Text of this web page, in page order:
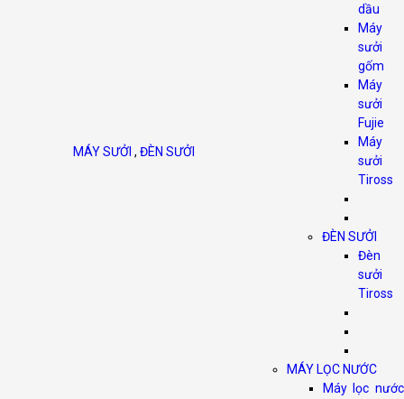
MÁY SƯỞI,ĐÈN SƯỞI
dầu
Máy
sưởi
gốm
Máy
sưởi
Fujie
Máy
sưởi
Tiross
ĐÈN SƯỞI
Đèn
sưởi
Tiross
MÁY LỌC NƯỚC
Máy lọc nước